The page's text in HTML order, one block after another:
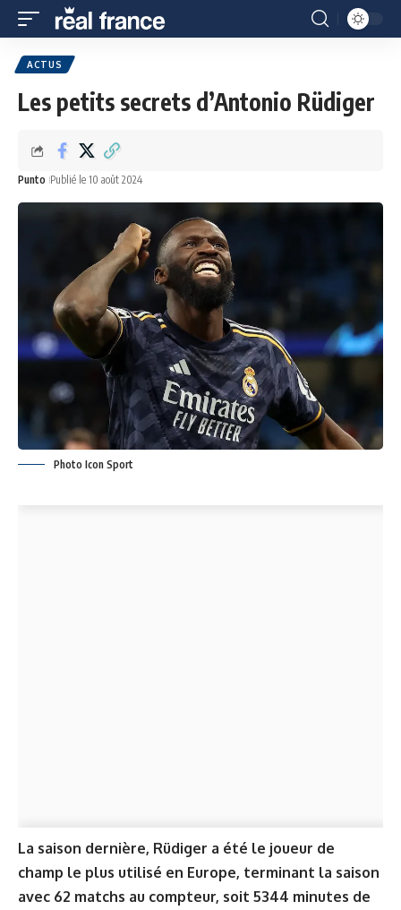
ACTUS
Les petits secrets d’Antonio Rüdiger
Punto Publié le 10 août 2024
Photo Icon Sport
La saison dernière, Rüdiger a été le joueur de
champ le plus utilisé en Europe, terminant la saison
avec 62 matchs au compteur, soit 5344 minutes de